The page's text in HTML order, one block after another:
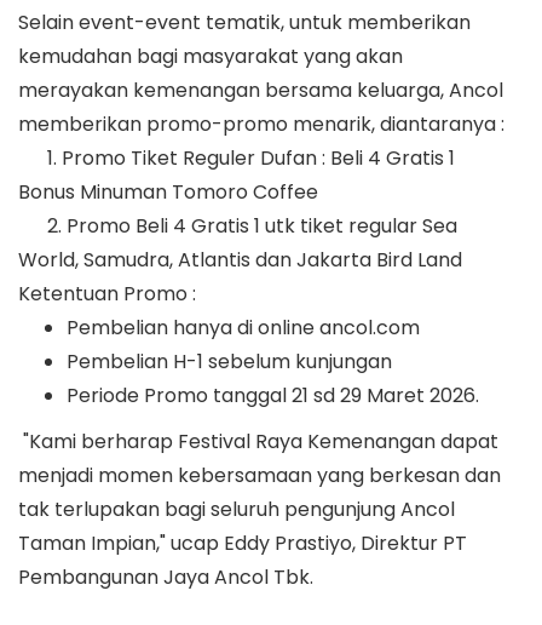
Selain event-event tematik, untuk memberikan
kemudahan bagi masyarakat yang akan
merayakan kemenangan bersama keluarga, Ancol
memberikan promo-promo menarik, diantaranya :
1. Promo Tiket Reguler Dufan : Beli 4 Gratis 1
Bonus Minuman Tomoro Coffee
2. Promo Beli 4 Gratis 1 utk tiket regular Sea
World, Samudra, Atlantis dan Jakarta Bird Land
Ketentuan Promo :
Pembelian hanya di online ancol.com
Pembelian H-1 sebelum kunjungan
Periode Promo tanggal 21 sd 29 Maret 2026.
"Kami berharap Festival Raya Kemenangan dapat
menjadi momen kebersamaan yang berkesan dan
tak terlupakan bagi seluruh pengunjung Ancol
Taman Impian," ucap Eddy Prastiyo, Direktur PT
Pembangunan Jaya Ancol Tbk.